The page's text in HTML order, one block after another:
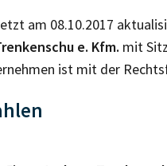
am 08.10.2017
e. Kfm. mit
ist mit der